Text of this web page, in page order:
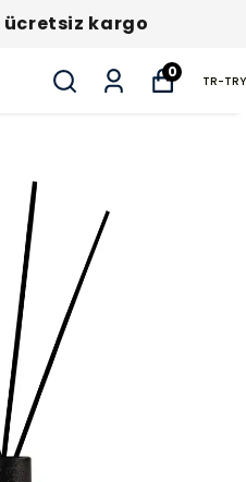
ücretsiz kargo
0
TR-TRY